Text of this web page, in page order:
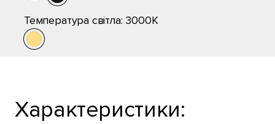
Температура світла: 3000K
Характеристики: